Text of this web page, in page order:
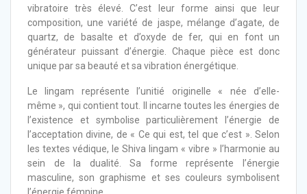
vibratoire très élevé. C’est leur forme ainsi que leur
composition, une variété de jaspe, mélange d’agate, de
quartz, de basalte et d’oxyde de fer, qui en font un
générateur puissant d’énergie. Chaque pièce est donc
unique par sa beauté et sa vibration énergétique.
Le lingam représente l’unitié originelle « née d’elle-
même », qui contient tout. Il incarne toutes les énergies de
l’existence et symbolise particulièrement l’énergie de
l’acceptation divine, de « Ce qui est, tel que c’est ». Selon
les textes védique, le Shiva lingam « vibre » l’harmonie au
sein de la dualité. Sa forme représente l’énergie
masculine, son graphisme et ses couleurs symbolisent
l’énergie fémnine.